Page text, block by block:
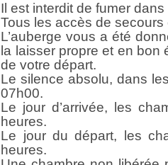
Il est interdit de fumer
Tous les accès de
L’auberge vous a été
la laisser propre et en
de votre départ.
Le silence absolu, dans
07h00.
Le jour d’arrivée, les
heures.
Le jour du départ, les
heures.